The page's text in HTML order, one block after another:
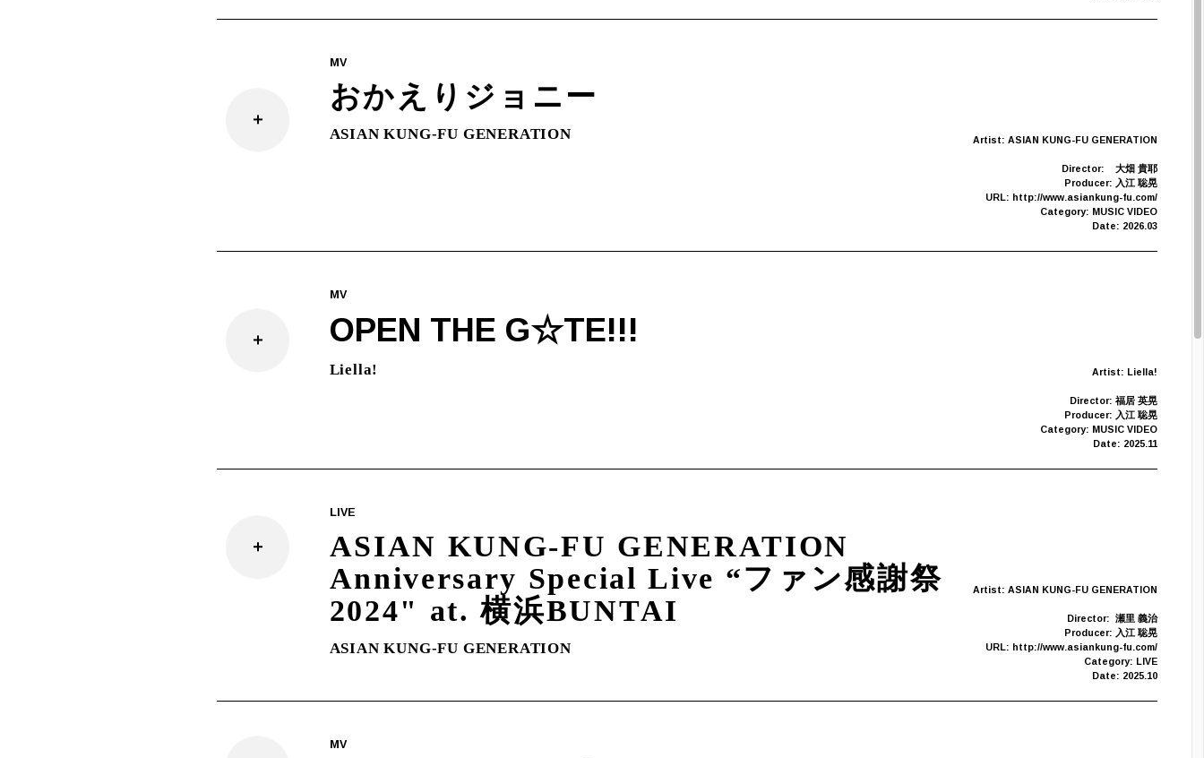
MV
おかえりジョニー
ASIAN KUNG-FU GENERATION Artist: ASIAN KUNG-FU GENERATION
Director:
大畑 貴耶
Producer: 入江 聡晃
URL: http://www.asiankung-fu.com/
Category: MUSIC VIDEO
Date: 2026.03
MV
OPEN THE G☆TE!!!
Liella! Artist: Liella!
Director: 福居 英晃
Producer: 入江 聡晃
Category: MUSIC VIDEO
Date: 2025.11
LIVE
ASIAN KUNG-FU GENERATION
Anniversary Special Live “ファン感謝祭
2024" at. 横浜BUNTAI
ASIAN KUNG-FU GENERATION
Artist: ASIAN KUNG-FU GENERATION
Director: 瀬里 義治
Producer: 入江 聡晃
URL: http://www.asiankung-fu.com/
Category: LIVE
Date: 2025.10
MV